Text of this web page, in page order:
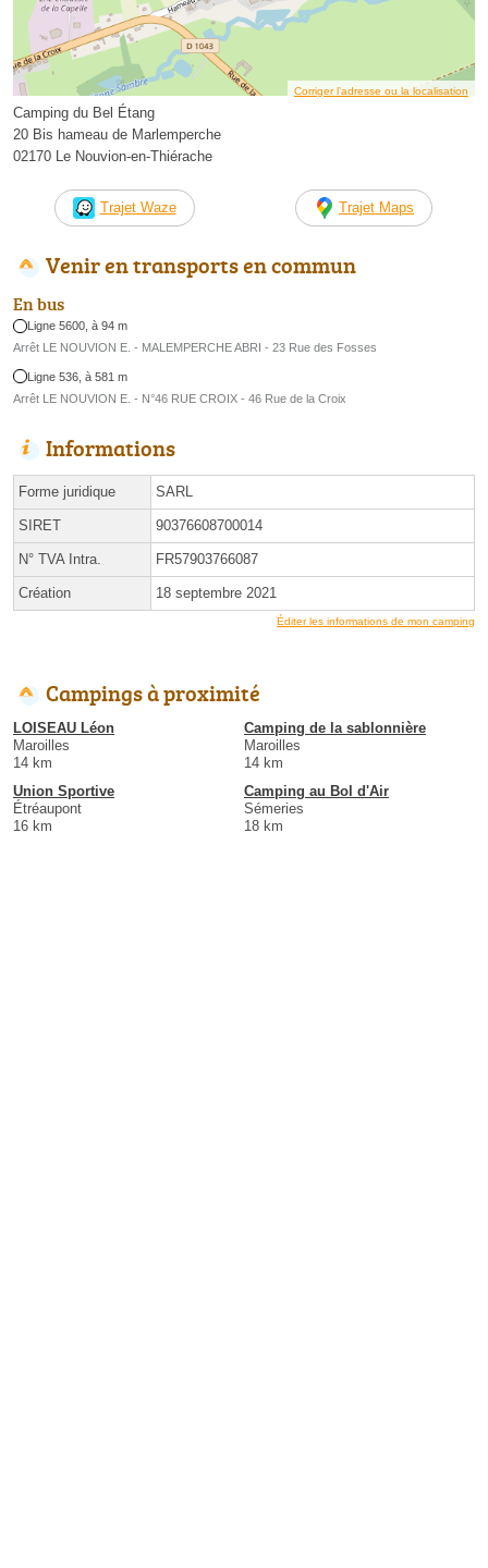
Corriger l’adresse ou la localisation
Camping du Bel Étang
20 Bis hameau de Marlemperche
02170 Le Nouvion-en-Thiérache
Trajet Waze Trajet Maps
Venir en transports en commun
En bus
Ligne 5600, à 94 m
Arrêt LE NOUVION E. - MALEMPERCHE ABRI - 23 Rue des Fosses
Ligne 536, à 581 m
Arrêt LE NOUVION E. - N°46 RUE CROIX - 46 Rue de la Croix
Informations
Forme juridique SARL
SIRET 90376608700014
N° TVA Intra. FR57903766087
Création 18 septembre 2021
Éditer les informations de mon camping
Campings à proximité
LOISEAU Léon
Maroilles
14 km
Camping de la sablonnière
Maroilles
14 km
Union Sportive
Étréaupont
16 km
Camping au Bol d'Air
Sémeries
18 km